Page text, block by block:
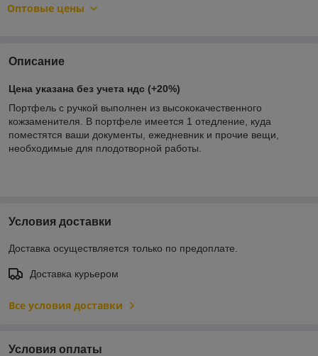
Оптовые цены
Описание
Цена указана без учета ндс (+20%)
Портфель с ручкой выполнен из высококачественного
кожзаменителя. В портфеле имеется 1 отедление, куда
поместятся ваши документы, ежедневник и прочие вещи,
необходимые для плодотворной работы.
Условия доставки
Доставка осуществляется только по предоплате.
Доставка курьером
Все условия доставки
Условия оплаты